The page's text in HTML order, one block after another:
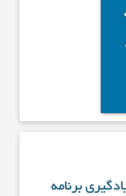
برنامه